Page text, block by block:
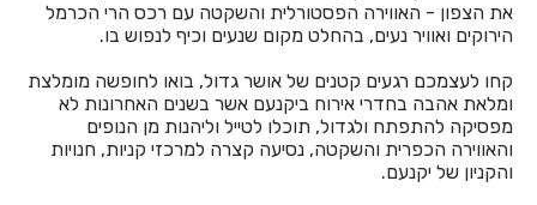
חדרים לפי שעה בבית ג'אן
חדרים לפי שעה בבית דגן
חדרים לפי שעה בבית הלל
חדרים לפי שעה בבית חרות
את הצפון - האווירה הפסטורלית והשקטה עם רכס הרי הכרמל
הירוקים ואוויר נעים, בהחלט מקום שנעים וכיף לנפוש בו.
קחו לעצמכם רגעים קטנים של אושר גדול, בואו לחופשה מומלצת
ומלאת אהבה בחדרי אירוח ביקנעם אשר בשנים האחרונות לא
מפסיקה להתפתח ולגדול, תוכלו לטייל וליהנות מן הנופים
והאווירה הכפרית והשקטה, נסיעה קצרה למרכזי קניות, חנויות
והקניון של יקנעם.